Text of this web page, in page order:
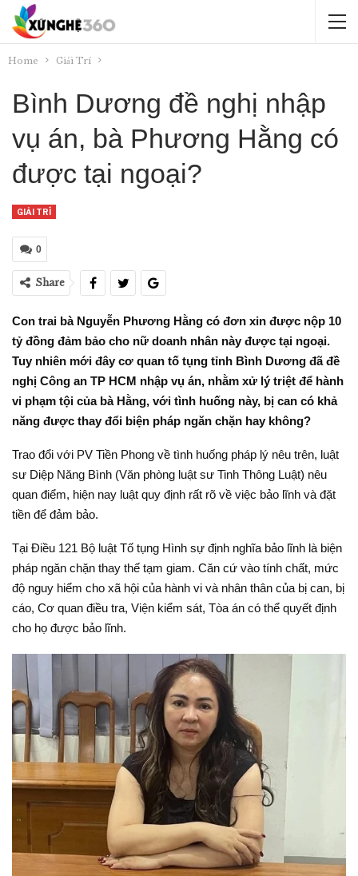
Home Giải Trí
Bình Dương đề nghị nhập
vụ án, bà Phương Hằng có
được tại ngoại?
GIẢI TRÍ
0
Share
Con trai bà Nguyễn Phương Hằng có đơn xin được nộp 10
tỷ đồng đảm bảo cho nữ doanh nhân này được tại ngoại.
Tuy nhiên mới đây cơ quan tố tụng tỉnh Bình Dương đã đề
nghị Công an TP HCM nhập vụ án, nhằm xử lý triệt để hành
vi phạm tội của bà Hằng, với tình huống này, bị can có khả
năng được thay đổi biện pháp ngăn chặn hay không?
Trao đổi với PV Tiền Phong về tình huống pháp lý nêu trên, luật
sư Diệp Năng Bình (Văn phòng luật sư Tinh Thông Luật) nêu
quan điểm, hiện nay luật quy định rất rõ về việc bảo lĩnh và đặt
tiền để đảm bảo.
Tại Điều 121 Bộ luật Tố tụng Hình sự định nghĩa bảo lĩnh là biện
pháp ngăn chặn thay thế tạm giam. Căn cứ vào tính chất, mức
độ nguy hiểm cho xã hội của hành vi và nhân thân của bị can, bị
cáo, Cơ quan điều tra, Viện kiểm sát, Tòa án có thể quyết định
cho họ được bảo lĩnh.